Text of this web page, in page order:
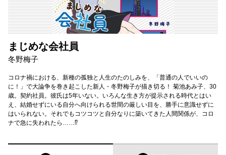
まじめな会社員
冬野梅子
コロナ禍における、新種の孤独と人生のたのしみを、「普通の人でいいの
に！」で大論争を巻き起こした新人・冬野梅子が描き切る！ 菊池あみ子、30
歳。契約社員。彼氏は5年いない。いろんな生き方が提示される時代とはい
え、結婚せずにいる自分へ向けられる世間の厳しい目を、勝手に意識せずに
はいられない。それでもコツコツと自分なりに築いてきた人間関係が、コロ
ナで急に失われたら……⁉